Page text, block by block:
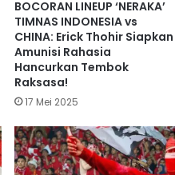
BOCORAN LINEUP ‘NERAKA’
TIMNAS INDONESIA vs
CHINA: Erick Thohir Siapkan
Amunisi Rahasia
Hancurkan Tembok
Raksasa!
17 Mei 2025